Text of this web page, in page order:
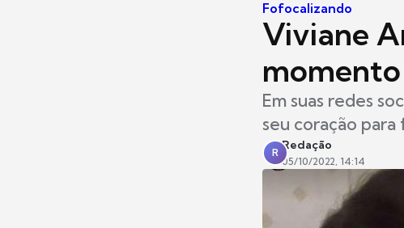
Fofocalizando
Viviane
Em suas redes
seu coração
R
Redação
05/10/2022, 14:14